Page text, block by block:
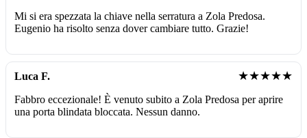
Mi si era spezzata la chiave nella serratura a Zola Predosa.
Eugenio ha risolto senza dover cambiare tutto. Grazie!
Luca F. ★★★★★
Fabbro eccezionale! È venuto subito a Zola Predosa per aprire
una porta blindata bloccata. Nessun danno.